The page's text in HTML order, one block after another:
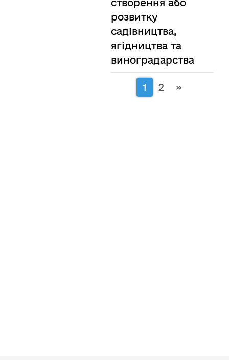
створення або
розвитку
садівництва,
ягідництва та
виноградарства
1 2 »